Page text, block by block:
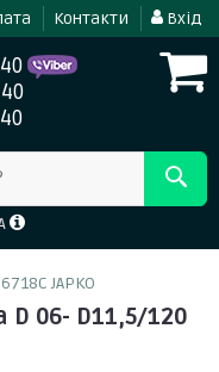
Контакти Вхід
JAPKO
06- D11,5/120